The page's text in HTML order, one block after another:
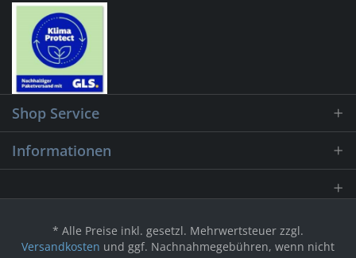
Shop Service
Informationen
* Alle Preise inkl. gesetzl. Mehrwertsteuer zzgl.
Versandkosten und ggf. Nachnahmegebühren, wenn nicht